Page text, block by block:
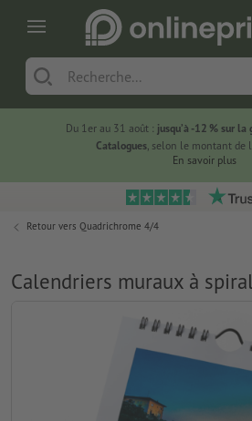
Du 1er au 31 août : jusqu’à -12 % sur
Catalogues, selon le montant de
En savoir plus
Retour vers Quadrichrome 4/4
Calendriers muraux à